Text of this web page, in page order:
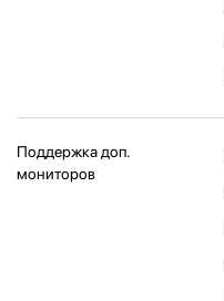
Поддержка доп.
мониторов